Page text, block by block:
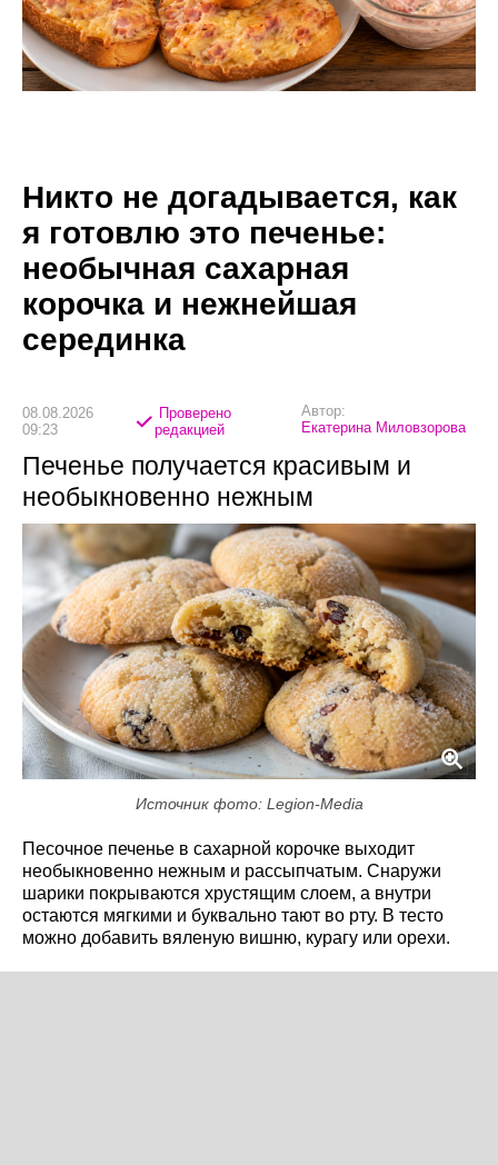
Никто не догадывается, как
я готовлю это печенье:
необычная сахарная
корочка и нежнейшая
серединка
08.08.2026
09:23
Проверено
редакцией
Автор:
Екатерина Миловзорова
Печенье получается красивым и
необыкновенно нежным
Источник фото: Legion-Media
Песочное печенье в сахарной корочке выходит
необыкновенно нежным и рассыпчатым. Снаружи
шарики покрываются хрустящим слоем, а внутри
остаются мягкими и буквально тают во рту. В тесто
можно добавить вяленую вишню, курагу или орехи.